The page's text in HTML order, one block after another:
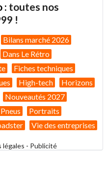
: toutes nos
!
Bilans marché 2026
Dans Le Rétro
Fiches techniques
High-tech
Horizons
Nouveautés 2027
Pneus
Portraits
Vie des entreprises
légales - Publicité